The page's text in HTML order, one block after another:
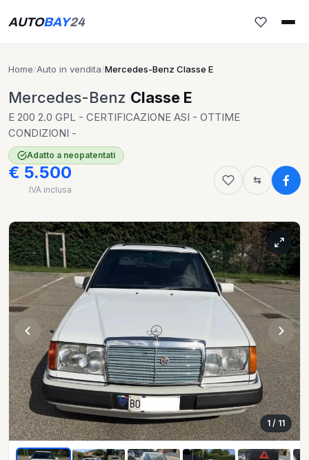
AUTOBAY24
Home/Auto in vendita/Mercedes-Benz Classe E
Mercedes-Benz Classe E
E 200 2.0 GPL - CERTIFICAZIONE ASI - OTTIME
CONDIZIONI -
Adatto a neopatentati
€ 5.500
IVA inclusa
1 / 11